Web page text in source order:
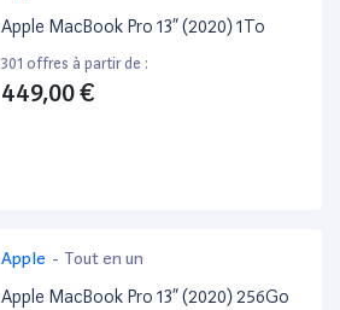
Apple MacBook Pro 13” (2020) 1To
301 offres à partir de :
449,00 €
Apple - Tout en un
Apple MacBook Pro 13” (2020) 256Go